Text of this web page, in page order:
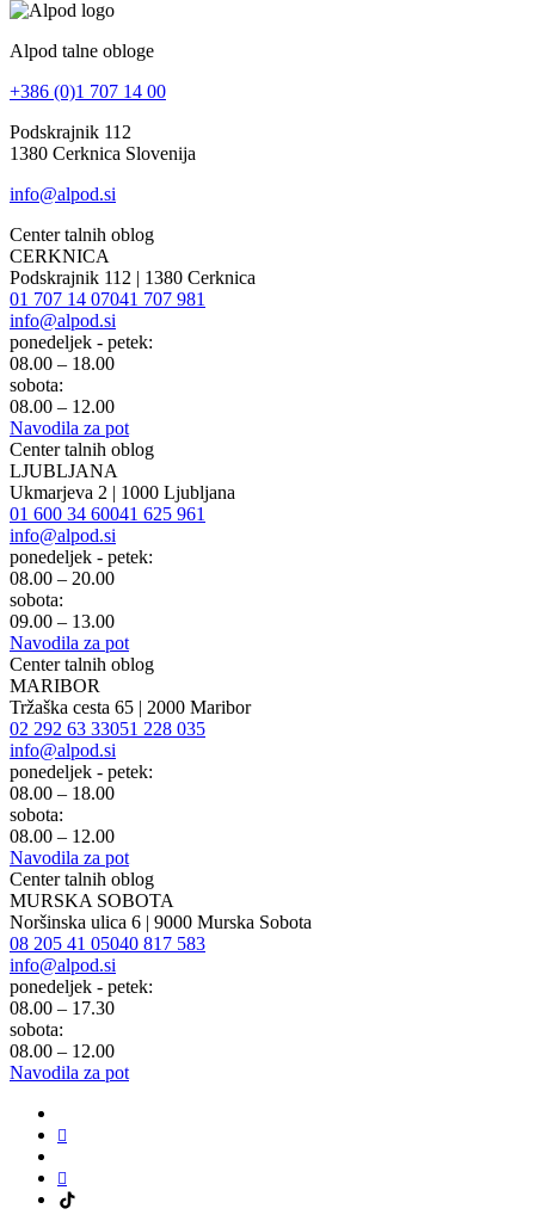
Alpod talne obloge
+386 (0)1 707 14 00
Podskrajnik 112
1380 Cerknica Slovenija
info@alpod.si
Center talnih oblog
CERKNICA
Podskrajnik 112 | 1380 Cerknica
01 707 14 07041 707 981
info@alpod.si
ponedeljek - petek:
08.00 – 18.00
sobota:
08.00 – 12.00
Navodila za pot
Center talnih oblog
LJUBLJANA
Ukmarjeva 2 | 1000 Ljubljana
01 600 34 60041 625 961
info@alpod.si
ponedeljek - petek:
08.00 – 20.00
sobota:
09.00 – 13.00
Navodila za pot
Center talnih oblog
MARIBOR
Tržaška cesta 65 | 2000 Maribor
02 292 63 33051 228 035
info@alpod.si
ponedeljek - petek:
08.00 – 18.00
sobota:
08.00 – 12.00
Navodila za pot
Center talnih oblog
MURSKA SOBOTA
Noršinska ulica 6 | 9000 Murska Sobota
08 205 41 05040 817 583
info@alpod.si
ponedeljek - petek:
08.00 – 17.30
sobota:
08.00 – 12.00
Navodila za pot